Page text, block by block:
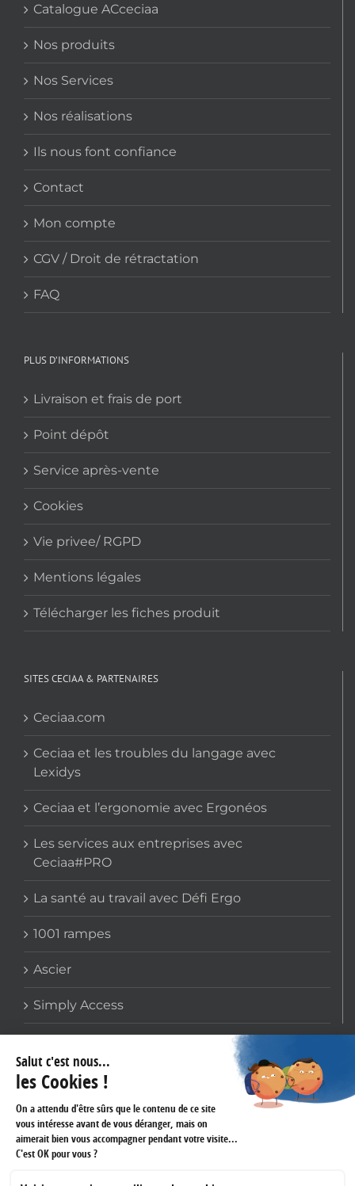
Catalogue ACceciaa
Nos produits
Nos Services
Nos réalisations
Ils nous font confiance
Contact
Mon compte
CGV / Droit de rétractation
FAQ
PLUS D’INFORMATIONS
Livraison et frais de port
Point dépôt
Service après-vente
Cookies
Vie privee/ RGPD
Mentions légales
Télécharger les fiches produit
SITES CECIAA & PARTENAIRES
Ceciaa.com
Ceciaa et les troubles du langage avec
Lexidys
Ceciaa et l’ergonomie avec Ergonéos
Les services aux entreprises avec
Ceciaa#PRO
La santé au travail avec Défi Ergo
1001 rampes
Ascier
Simply Access
COORDONNÉES
159 avenue Gallieni
93170 BAGNOLET
Téléphone :01 60 43 61 45